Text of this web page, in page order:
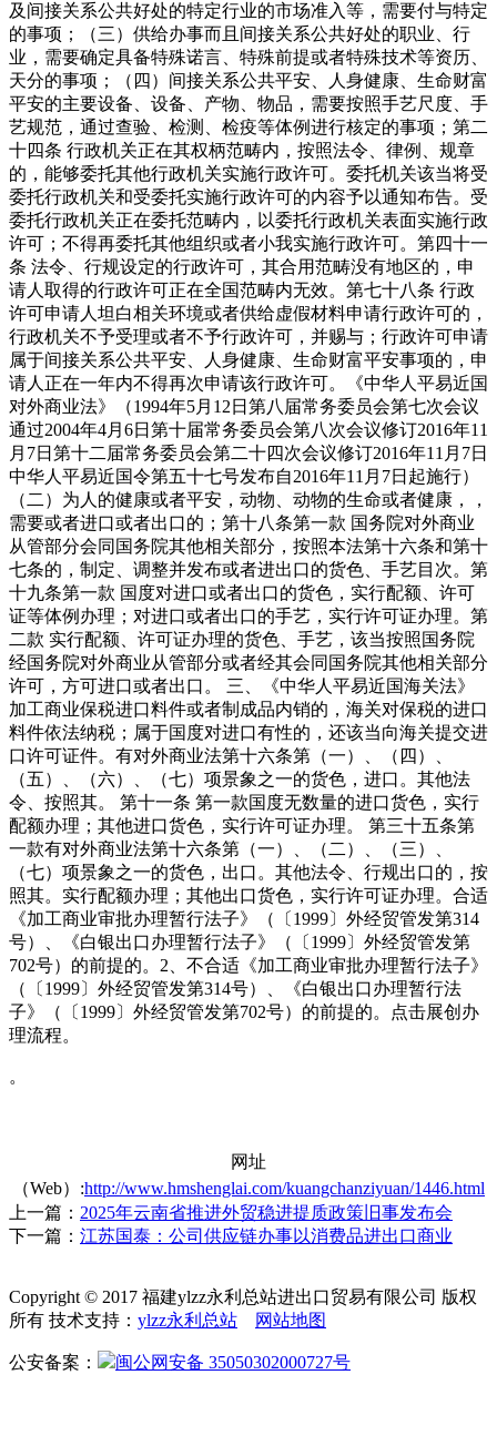
及间接关系公共好处的特定行业的市场准入等，需要付与特定
的事项；（三）供给办事而且间接关系公共好处的职业、行
业，需要确定具备特殊诺言、特殊前提或者特殊技术等资历、
天分的事项；（四）间接关系公共平安、人身健康、生命财富
平安的主要设备、设备、产物、物品，需要按照手艺尺度、手
艺规范，通过查验、检测、检疫等体例进行核定的事项；第二
十四条 行政机关正在其权柄范畴内，按照法令、律例、规章
的，能够委托其他行政机关实施行政许可。委托机关该当将受
委托行政机关和受委托实施行政许可的内容予以通知布告。受
委托行政机关正在委托范畴内，以委托行政机关表面实施行政
许可；不得再委托其他组织或者小我实施行政许可。第四十一
条 法令、行规设定的行政许可，其合用范畴没有地区的，申
请人取得的行政许可正在全国范畴内无效。第七十八条 行政
许可申请人坦白相关环境或者供给虚假材料申请行政许可的，
行政机关不予受理或者不予行政许可，并赐与；行政许可申请
属于间接关系公共平安、人身健康、生命财富平安事项的，申
请人正在一年内不得再次申请该行政许可。《中华人平易近国
对外商业法》（1994年5月12日第八届常务委员会第七次会议
通过2004年4月6日第十届常务委员会第八次会议修订2016年11
月7日第十二届常务委员会第二十四次会议修订2016年11月7日
中华人平易近国令第五十七号发布自2016年11月7日起施行）
（二）为人的健康或者平安，动物、动物的生命或者健康，，
需要或者进口或者出口的；第十八条第一款 国务院对外商业
从管部分会同国务院其他相关部分，按照本法第十六条和第十
七条的，制定、调整并发布或者进出口的货色、手艺目次。第
十九条第一款 国度对进口或者出口的货色，实行配额、许可
证等体例办理；对进口或者出口的手艺，实行许可证办理。第
二款 实行配额、许可证办理的货色、手艺，该当按照国务院
经国务院对外商业从管部分或者经其会同国务院其他相关部分
许可，方可进口或者出口。 三、《中华人平易近国海关法》
加工商业保税进口料件或者制成品内销的，海关对保税的进口
料件依法纳税；属于国度对进口有性的，还该当向海关提交进
口许可证件。有对外商业法第十六条第（一）、（四）、
（五）、（六）、（七）项景象之一的货色，进口。其他法
令、按照其。 第十一条 第一款国度无数量的进口货色，实行
配额办理；其他进口货色，实行许可证办理。 第三十五条第
一款有对外商业法第十六条第（一）、（二）、（三）、
（七）项景象之一的货色，出口。其他法令、行规出口的，按
照其。实行配额办理；其他出口货色，实行许可证办理。合适
《加工商业审批办理暂行法子》（〔1999〕外经贸管发第314
号）、《白银出口办理暂行法子》（〔1999〕外经贸管发第
702号）的前提的。2、不合适《加工商业审批办理暂行法子》
（〔1999〕外经贸管发第314号）、《白银出口办理暂行法
子》（〔1999〕外经贸管发第702号）的前提的。点击展创办
理流程。
。
网址
（Web）:http://www.hmshenglai.com/kuangchanziyuan/1446.html
上一篇： 2025年云南省推进外贸稳进提质政策旧事发布会
下一篇： 江苏国泰：公司供应链办事以消费品进出口商业
Copyright © 2017 福建ylzz永利总站进出口贸易有限公司 版权
所有 技术支持： ylzz永利总站 网站地图
公安备案： 闽公网安备 35050302000727号